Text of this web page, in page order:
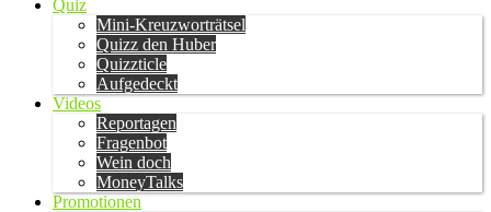
Quiz
Mini-Kreuzworträtsel
Quizz den Huber
Quizzticle
Aufgedeckt
Videos
Reportagen
Fragenbot
Wein doch
MoneyTalks
Promotionen